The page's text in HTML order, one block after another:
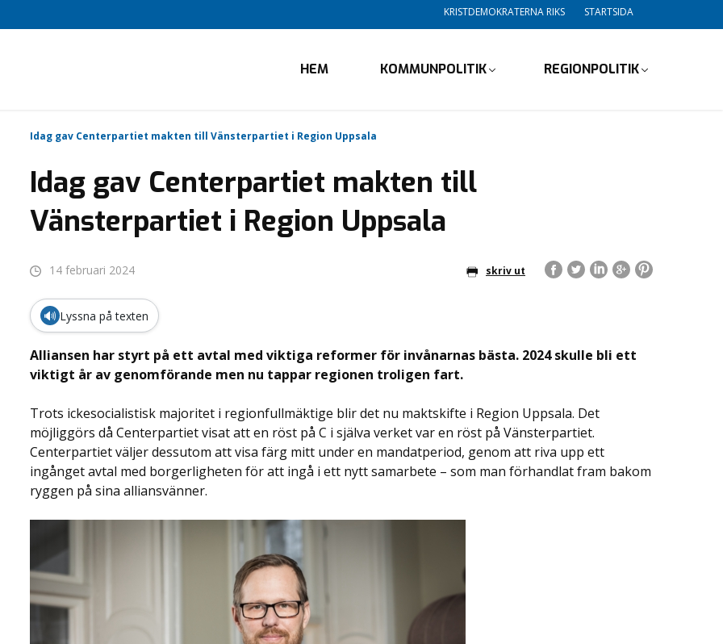
KRISTDEMOKRATERNA RIKS STARTSIDA
HEM KOMMUNPOLITIK REGIONPOLITIK
Idag gav Centerpartiet makten till Vänsterpartiet i Region Uppsala
Idag gav Centerpartiet makten till
Vänsterpartiet i Region Uppsala
14 februari 2024 skriv ut
🔊 Lyssna på texten
Alliansen har styrt på ett avtal med viktiga reformer för invånarnas bästa. 2024 skulle bli ett
viktigt år av genomförande men nu tappar regionen troligen fart.
Trots ickesocialistisk majoritet i regionfullmäktige blir det nu maktskifte i Region Uppsala. Det
möjliggörs då Centerpartiet visat att en röst på C i själva verket var en röst på Vänsterpartiet.
Centerpartiet väljer dessutom att visa färg mitt under en mandatperiod, genom att riva upp ett
ingånget avtal med borgerligheten för att ingå i ett nytt samarbete – som man förhandlat fram bakom
ryggen på sina alliansvänner.